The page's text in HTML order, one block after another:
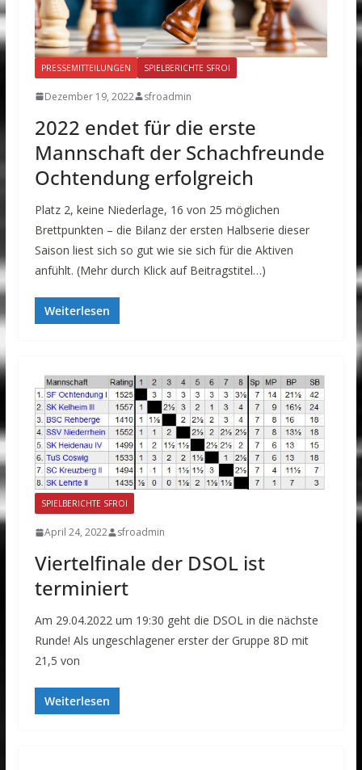
PRESSEMITTEILUNGEN SPIELBERICHTE SFROI
Dezember 19, 2022 sfroadmin
2022 endet für die erste
Mannschaft der Schachfreunde
Ochtendung erfolgreich
Platz 2, keine Niederlage, 16 von 25 möglichen
Brettpunkten – die Bilanz der ersten Halbserie dieser
Saison liest sich so gut wie sie sich für die Aktiven
anfühlt. (Mehr durch Klick auf Beitragstitel…)
Weiterlesen
SPIELBERICHTE SFROI
April 24, 2022 sfroadmin
Viertelfinale der DSOL ist
terminiert
Am 29.04.2022 um 19:30 geht die DSOL in die nächste
Runde! Als ungeschlagener erster der Gruppe 8D mit
21,5 von
Weiterlesen